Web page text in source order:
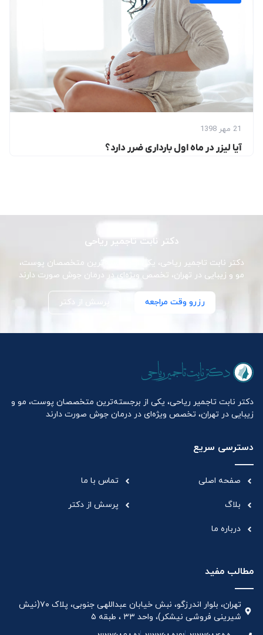
21 مهر 1398
آیا لیزر در ماه اول بارداری ضرر دارد؟
دکتر نابت تاجمیر ریاحی
دکتر نابت تاجمیر ریاحی، یکی از برجسته‌ترین متخصصان پوست،
مو و زیبایی در تهران، تخصص ویژه‌ای در درمان جوش صورت دارند
رزرو وقت مراجعه پرسش از دکتر
دکتر نابت تاجمیر ریاحی، یکی از برجسته‌ترین متخصصان پوست، مو و
زیبایی در تهران، تخصص ویژه‌ای در درمان جوش صورت دارند
دسترسی سریع
صفحه اصلی
بلاگ
درباره ما
تماس با ما
پرسش از دکتر
مطالب مفید
تهران، بلوار اندرزگو، نبش خیابان عبداللهی جنوبی، پلاک ۷۰(نیش
شیرینی فروشی نیشکر)، واحد ۳۳ ، طبقه ۵